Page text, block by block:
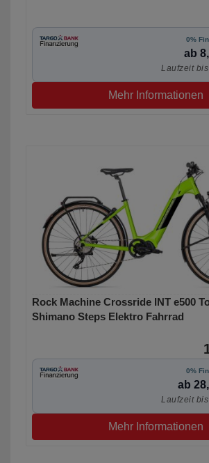
0%
ab
Laufzeit
Mehr Informationen
Rock Machine Crossride INT e500
Shimano Steps Elektro Fahrrad
0%
ab
Laufzeit
Mehr Informationen